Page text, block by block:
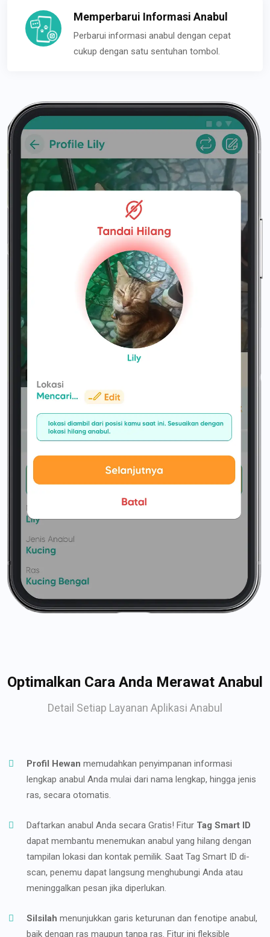
Memperbarui Informasi Anabul
Perbarui informasi anabul dengan cepat
cukup dengan satu sentuhan tombol.
Optimalkan Cara Anda Merawat Anabul
Detail Setiap Layanan Aplikasi Anabul
Profil Hewan memudahkan penyimpanan informasi
lengkap anabul Anda mulai dari nama lengkap, hingga jenis
ras, secara otomatis.
Daftarkan anabul Anda secara Gratis! Fitur Tag Smart ID
dapat membantu menemukan anabul yang hilang dengan
tampilan lokasi dan kontak pemilik. Saat Tag Smart ID di-
scan, penemu dapat langsung menghubungi Anda atau
meninggalkan pesan jika diperlukan.
Silsilah menunjukkan garis keturunan dan fenotipe anabul,
baik dengan ras maupun tanpa ras. Fitur ini fleksible